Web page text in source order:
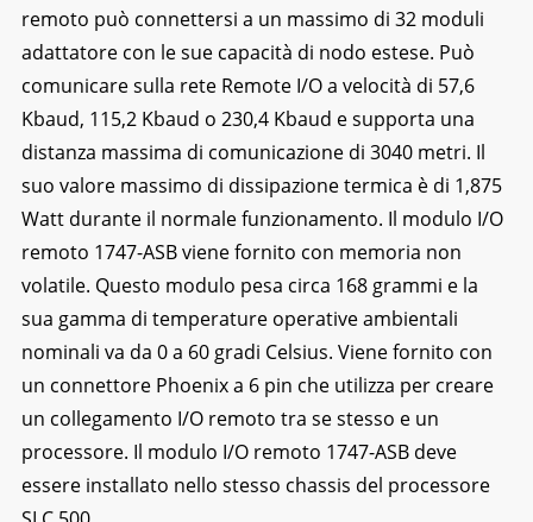
remoto può connettersi a un massimo di 32 moduli
adattatore con le sue capacità di nodo estese. Può
comunicare sulla rete Remote I/O a velocità di 57,6
Kbaud, 115,2 Kbaud o 230,4 Kbaud e supporta una
distanza massima di comunicazione di 3040 metri. Il
suo valore massimo di dissipazione termica è di 1,875
Watt durante il normale funzionamento. Il modulo I/O
remoto 1747-ASB viene fornito con memoria non
volatile. Questo modulo pesa circa 168 grammi e la
sua gamma di temperature operative ambientali
nominali va da 0 a 60 gradi Celsius. Viene fornito con
un connettore Phoenix a 6 pin che utilizza per creare
un collegamento I/O remoto tra se stesso e un
processore. Il modulo I/O remoto 1747-ASB deve
essere installato nello stesso chassis del processore